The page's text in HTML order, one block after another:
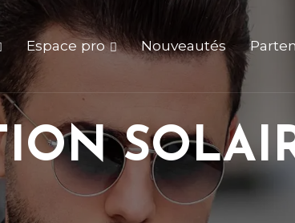
Espace pro Nouveautés